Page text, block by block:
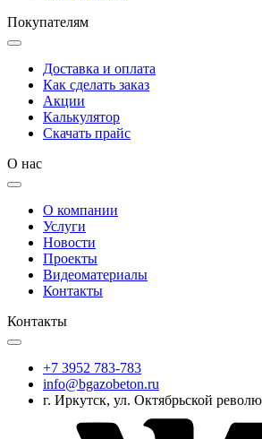
Покупателям
Доставка и оплата
Как сделать заказ
Акции
Калькулятор
Скачать прайс
О нас
О компании
Услуги
Новости
Проекты
Видеоматериалы
Контакты
Контакты
+7 3952 783-783
info@bgazobeton.ru
г. Иркутск, ул. Октябрьской